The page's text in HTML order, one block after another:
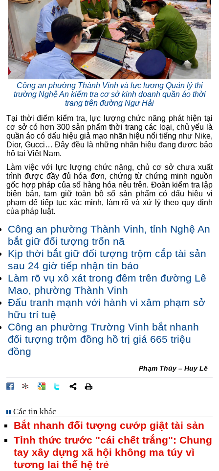
Công an phường Thành Vinh và lực lượng Quản lý thị
trường Nghệ An kiểm tra cơ sở kinh doanh quần áo thời
trang trên đường Ngư Hải
Tại thời điểm kiểm tra, lực lượng chức năng phát hiện tại
cơ sở có hơn 300 sản phẩm thời trang các loại, chủ yếu là
quần áo có dấu hiệu giả mạo nhãn hiệu nổi tiếng như Nike,
Dior, Gucci… Đây đều là những nhãn hiệu đang được bảo
hộ tại Việt Nam.
Làm việc với lực lượng chức năng, chủ cơ sở chưa xuất
trình được đầy đủ hóa đơn, chứng từ chứng minh nguồn
gốc hợp pháp của số hàng hóa nêu trên. Đoàn kiểm tra lập
biên bản, tạm giữ toàn bộ số sản phẩm có dấu hiệu vi
phạm để tiếp tục xác minh, làm rõ và xử lý theo quy định
của pháp luật.
Công an phường Thành Vinh, tỉnh Nghệ An
bắt giữ đối tượng trốn nã
Kịp thời bắt giữ đối tượng trộm cắp tài sản
sau 24 giờ tiếp nhận tin báo
Làm rõ vụ xô xát trong đêm trên đường Lê
Mao, phường Thành Vinh
Đấu tranh mạnh với hành vi xâm phạm sở
hữu trí tuệ
Công an phường Trường Vinh bắt nhanh
đối tượng trộm đồng hồ trị giá 665 triệu
đồng
Phạm Thủy – Huy Lê
Các tin khác
Bắt nhanh đối tượng cướp giật tài sản
Tỉnh thức trước "cái chết trắng": Chung
tay xây dựng xã hội không ma túy vì
tương lai thế hệ trẻ